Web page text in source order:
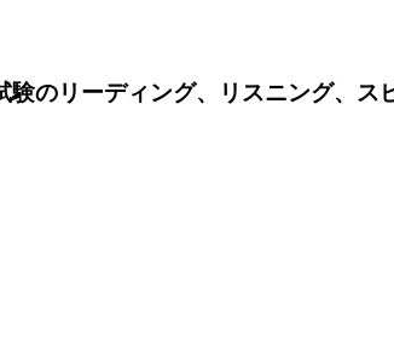
験のリーディング、リスニング、